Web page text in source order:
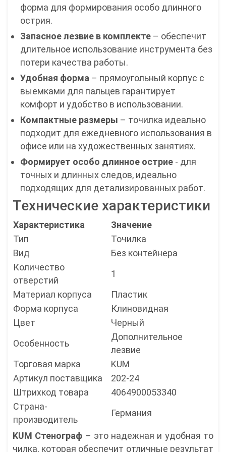
форма для формирования особо длинного
острия.
Запасное лезвие в комплекте – обеспечит
длительное использование инструмента без
потери качества работы.
Удобная форма – прямоугольный корпус с
выемками для пальцев гарантирует
комфорт и удобство в использовании.
Компактные размеры – точилка идеально
подходит для ежедневного использования в
офисе или на художественных занятиях.
Формирует особо длинное острие - для
точных и длинных следов, идеально
подходящих для детализированных работ.
Технические характеристики
Характеристика
Значение
Тип
Точилка
Вид
Без контейнера
Количество
отверстий
1
Материал корпуса
Пластик
Форма корпуса
Клиновидная
Цвет
Черный
Особенность
Дополнительное
лезвие
Торговая марка
KUM
Артикул поставщика
202-24
Штрихкод товара
4064900053340
Страна-
производитель
Германия
KUM Стенограф – это надежная и удобная то
чилка, которая обеспечит отличные результат